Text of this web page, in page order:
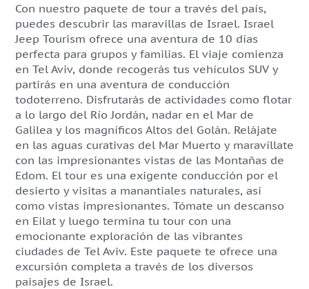
Con nuestro paquete de tour a través del país,
puedes descubrir las maravillas de Israel. Israel
Jeep Tourism ofrece una aventura de 10 días
perfecta para grupos y familias. El viaje comienza
en Tel Aviv, donde recogerás tus vehículos SUV y
partirás en una aventura de conducción
todoterreno. Disfrutarás de actividades como flotar
a lo largo del Río Jordán, nadar en el Mar de
Galilea y los magníficos Altos del Golán. Relájate
en las aguas curativas del Mar Muerto y maravíllate
con las impresionantes vistas de las Montañas de
Edom. El tour es una exigente conducción por el
desierto y visitas a manantiales naturales, así
como vistas impresionantes. Tómate un descanso
en Eilat y luego termina tu tour con una
emocionante exploración de las vibrantes
ciudades de Tel Aviv. Este paquete te ofrece una
excursión completa a través de los diversos
paisajes de Israel.